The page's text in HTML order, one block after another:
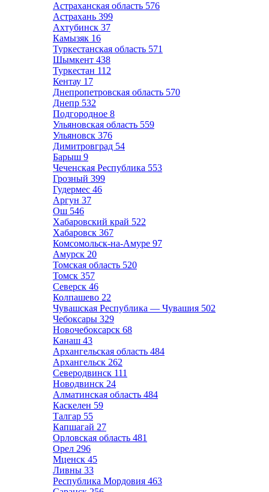
Астраханская область 576
Астрахань 399
Ахтубинск 37
Камызяк 16
Туркестанская область 571
Шымкент 438
Туркестан 112
Кентау 17
Днепропетровская область 570
Днепр 532
Подгородное 8
Ульяновская область 559
Ульяновск 376
Димитровград 54
Барыш 9
Чеченская Республика 553
Грозный 399
Гудермес 46
Аргун 37
Ош 546
Хабаровский край 522
Хабаровск 367
Комсомольск-на-Амуре 97
Амурск 20
Томская область 520
Томск 357
Северск 46
Колпашево 22
Чувашская Республика — Чувашия 502
Чебоксары 329
Новочебоксарск 68
Канаш 43
Архангельская область 484
Архангельск 262
Северодвинск 111
Новодвинск 24
Алматинская область 484
Каскелен 59
Талгар 55
Капшагай 27
Орловская область 481
Орел 296
Мценск 45
Ливны 33
Республика Мордовия 463